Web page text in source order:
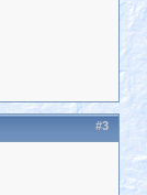
#3